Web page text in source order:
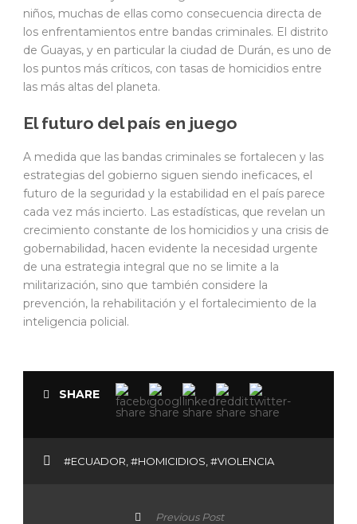
niños, muchas de ellas como consecuencia directa de
los enfrentamientos entre bandas criminales. El distrito
de Guayas, y en particular la ciudad de Durán, es uno de
los puntos más críticos, con tasas de homicidios entre
las más altas del planeta.
El futuro del país en juego
A medida que las bandas criminales se fortalecen y las
estrategias del gobierno siguen siendo ineficaces, el
futuro de la seguridad y la estabilidad en el país parece
cada vez más incierto. Las estadísticas, que revelan un
crecimiento constante de los homicidios y una crisis de
gobernabilidad, hacen evidente la necesidad urgente
de una estrategia integral que no se limite a la
militarización, sino que también considere la
prevención, la rehabilitación y el fortalecimiento de la
inteligencia policial.
SHARE
#ECUADOR #HOMICIDIOS #VIOLENCIA
Previous Post